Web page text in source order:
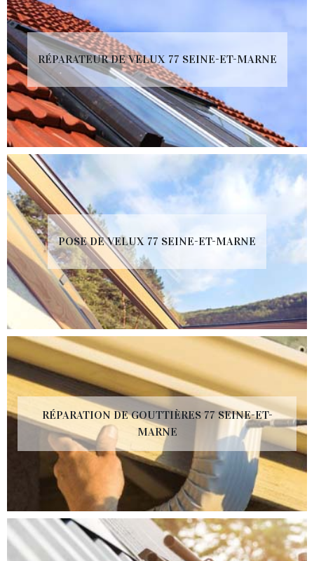
RÉPARATEUR DE VELUX 77 SEINE-ET-MARNE
POSE DE VELUX 77 SEINE-ET-MARNE
RÉPARATION DE GOUTTIÈRES 77 SEINE-ET-
MARNE